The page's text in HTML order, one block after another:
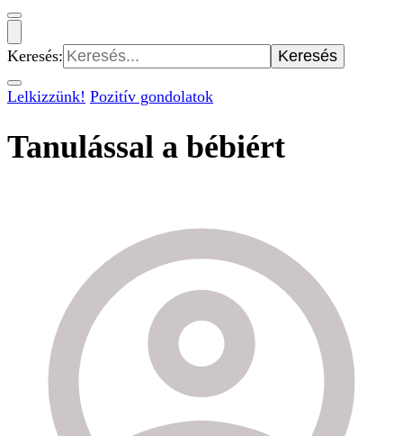
Keresés:
Lelkizzünk! Pozitív gondolatok
Tanulással a bébiért